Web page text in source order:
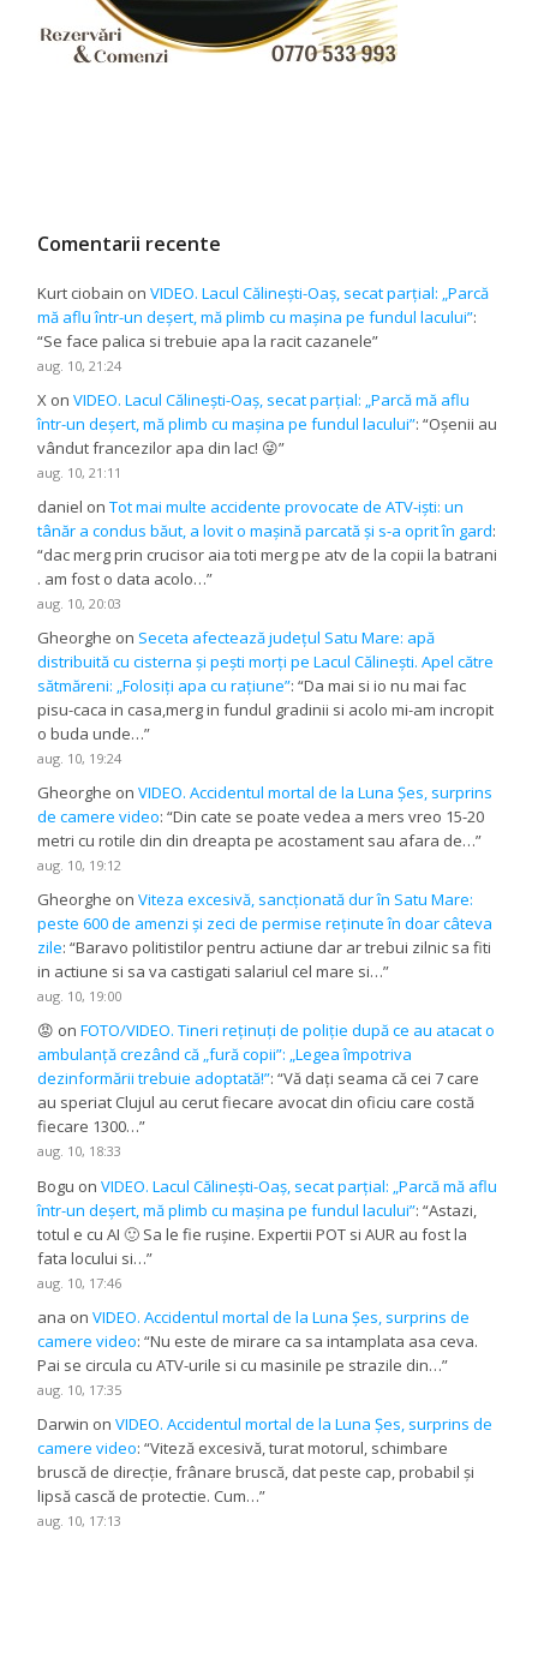
Comentarii recente
Kurt ciobain onVIDEO. Lacul Călinești-Oaș, secat parțial: „Parcă
mă aflu într-un deșert, mă plimb cu mașina pe fundul lacului”:
“Se face palica si trebuie apa la racit cazanele”
aug. 10, 21:24
X onVIDEO. Lacul Călinești-Oaș, secat parțial: „Parcă mă aflu
într-un deșert, mă plimb cu mașina pe fundul lacului”: “Oșenii au
vândut francezilor apa din lac! 😜”
aug. 10, 21:11
daniel onTot mai multe accidente provocate de ATV-iști: un
tânăr a condus băut, a lovit o mașină parcată și s-a oprit în gard:
“dac merg prin crucisor aia toti merg pe atv de la copii la batrani
. am fost o data acolo…”
aug. 10, 20:03
Gheorghe on Seceta afectează județul Satu Mare: apă
distribuită cu cisterna și pești morți pe Lacul Călinești. Apel către
sătmăreni: „Folosiți apa cu rațiune”: “Da mai si io nu mai fac
pisu-caca in casa,merg in fundul gradinii si acolo mi-am incropit
o buda unde…”
aug. 10, 19:24
Gheorghe onVIDEO. Accidentul mortal de la Luna Șes, surprins
de camere video: “Din cate se poate vedea a mers vreo 15-20
metri cu rotile din din dreapta pe acostament sau afara de…”
aug. 10, 19:12
Gheorghe onViteza excesivă, sancționată dur în Satu Mare:
peste 600 de amenzi și zeci de permise reținute în doar câteva
zile: “Baravo politistilor pentru actiune dar ar trebui zilnic sa fiti
in actiune si sa va castigati salariul cel mare si…”
aug. 10, 19:00
😡 onFOTO/VIDEO. Tineri reținuți de poliție după ce au atacat o
ambulanță crezând că „fură copii”: „Legea împotriva
dezinformării trebuie adoptată!”: “Vă dați seama că cei 7 care
au speriat Clujul au cerut fiecare avocat din oficiu care costă
fiecare 1300…”
aug. 10, 18:33
Bogu onVIDEO. Lacul Călinești-Oaș, secat parțial: „Parcă mă aflu
într-un deșert, mă plimb cu mașina pe fundul lacului”: “Astazi,
totul e cu AI 🙂 Sa le fie rușine. Expertii POT si AUR au fost la
fata locului si…”
aug. 10, 17:46
ana onVIDEO. Accidentul mortal de la Luna Șes, surprins de
camere video: “Nu este de mirare ca sa intamplata asa ceva.
Pai se circula cu ATV-urile si cu masinile pe strazile din…”
aug. 10, 17:35
Darwin onVIDEO. Accidentul mortal de la Luna Șes, surprins de
camere video: “Viteză excesivă, turat motorul, schimbare
bruscă de direcție, frânare bruscă, dat peste cap, probabil și
lipsă cască de protectie. Cum…”
aug. 10, 17:13